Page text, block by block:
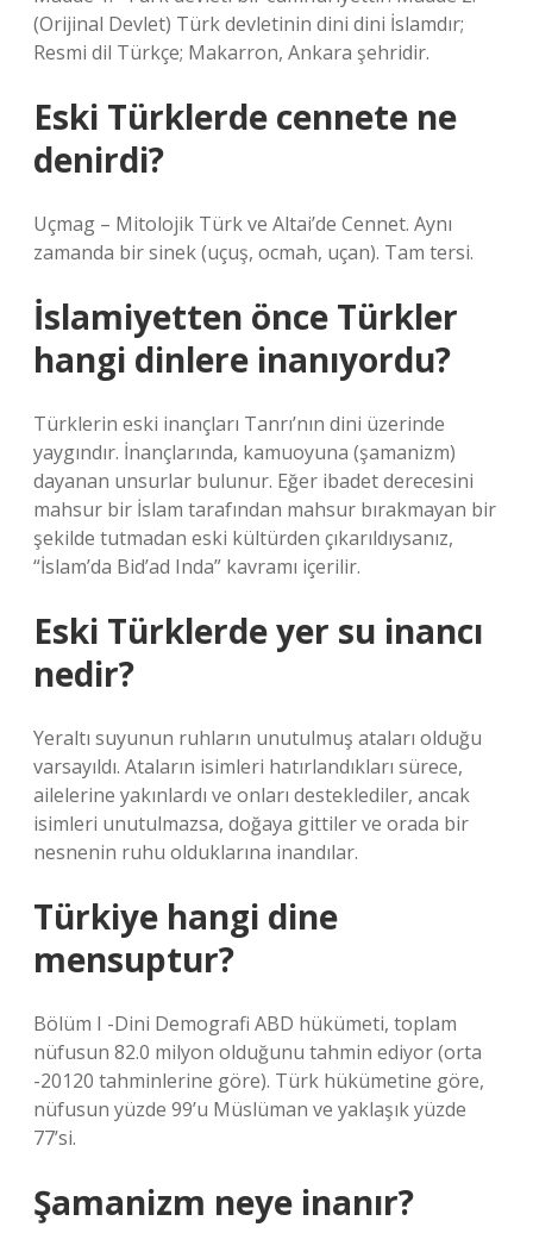
(Orijinal Devlet) Türk devletinin dini dini İslamdır;
Resmi dil Türkçe; Makarron, Ankara şehridir.
Eski Türklerde cennete ne
denirdi?
Uçmag – Mitolojik Türk ve Altai’de Cennet. Aynı
zamanda bir sinek (uçuş, ocmah, uçan). Tam tersi.
İslamiyetten önce Türkler
hangi dinlere inanıyordu?
Türklerin eski inançları Tanrı’nın dini üzerinde
yaygındır. İnançlarında, kamuoyuna (şamanizm)
dayanan unsurlar bulunur. Eğer ibadet derecesini
mahsur bir İslam tarafından mahsur bırakmayan bir
şekilde tutmadan eski kültürden çıkarıldıysanız,
“İslam’da Bid’ad Inda” kavramı içerilir.
Eski Türklerde yer su inancı
nedir?
Yeraltı suyunun ruhların unutulmuş ataları olduğu
varsayıldı. Ataların isimleri hatırlandıkları sürece,
ailelerine yakınlardı ve onları desteklediler, ancak
isimleri unutulmazsa, doğaya gittiler ve orada bir
nesnenin ruhu olduklarına inandılar.
Türkiye hangi dine
mensuptur?
Bölüm I -Dini Demografi ABD hükümeti, toplam
nüfusun 82.0 milyon olduğunu tahmin ediyor (orta
-20120 tahminlerine göre). Türk hükümetine göre,
nüfusun yüzde 99’u Müslüman ve yaklaşık yüzde
77’si.
Şamanizm neye inanır?